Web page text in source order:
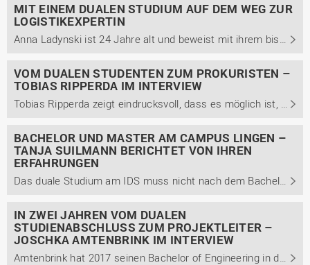
MIT EINEM DUALEN STUDIUM AUF DEM WEG ZUR
LOGISTIKEXPERTIN
Anna Ladynski ist 24 Jahre alt und beweist mit ihrem bisherigen Werdegang, dass ein Studium der Betriebswirtschaft keinesfalls nur Generalist*innen, sondern auch echte Expert*innen formt. Von 2016 bis 2019 absolvierte sie ein duales Bachelorstudium der Betriebswirtschaft mit dem Schwerpunkt ...
VOM DUALEN STUDENTEN ZUM PROKURISTEN –
TOBIAS RIPPERDA IM INTERVIEW
Tobias Ripperda zeigt eindrucksvoll, dass es möglich ist, innerbetrieblich Karriere zu machen. Nachdem er 2005 sein Abitur erlangte und ein Jahr Zivildienst beim Rettungsdienst geleistet hat, ist er seit 2006 Teil der Wietmarscher Ambulanz- und Sonderfahrzeug GmbH (WAS). Ripperda gibt Einblicke in ...
BACHELOR UND MASTER AM CAMPUS LINGEN –
TANJA SUILMANN BERICHTET VON IHREN
ERFAHRUNGEN
Das duale Studium am IDS muss nicht nach dem Bachelor enden. Wie Tanja Suilmann ihre Zeit am IDS erlebt hat, aus welchen Gründen sie sich nach ihrem dualen Bachelor noch für den dualen Master entschied, berichtet sie im Interview. Außerdem berichtet sie unter anderem von ihrem Arbeitsalltag und den ...
IN ZWEI JAHREN VOM DUALEN
STUDIENABSCHLUSS ZUM PROJEKTLEITER –
JOSCHKA AMTENBRINK IM INTERVIEW
Amtenbrink hat 2017 seinen Bachelor of Engineering in der der Studienrichtung Maschinenbau erlangt. Er berichtet von seinem bisherigen Karriereweg und warum er sich für einen Mittelständler statt eines Großkonzerns als Arbeitgeber entschied. Außerdem gibt er Einblicke in seinen Arbeitsalltag und ...